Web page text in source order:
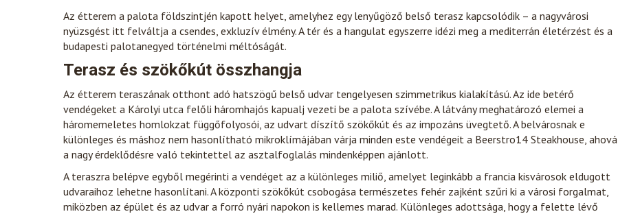
Az étterem a palota földszintjén kapott helyet, amelyhez egy lenyűgöző belső terasz kapcsolódik – a nagyvárosi
nyüzsgést itt felváltja a csendes, exkluzív élmény. A tér és a hangulat egyszerre idézi meg a mediterrán életérzést és a
budapesti palotanegyed történelmi méltóságát.
Terasz és szökőkút összhangja
Az étterem teraszának otthont adó hatszögű belső udvar tengelyesen szimmetrikus kialakítású. Az ide betérő
vendégeket a Károlyi utca felőli háromhajós kapualj vezeti be a palota szívébe. A látvány meghatározó elemei a
háromemeletes homlokzat függőfolyosói, az udvart díszítő szökőkút és az impozáns üvegtető. A belvárosnak e
különleges és máshoz nem hasonlítható mikroklímájában várja minden este vendégeit a Beerstro14 Steakhouse, ahová
a nagy érdeklődésre való tekintettel az asztalfoglalás mindenképpen ajánlott.
A teraszra belépve egyből megérinti a vendéget az a különleges miliő, amelyet leginkább a francia kisvárosok eldugott
udvaraihoz lehetne hasonlítani. A központi szökőkút csobogása természetes fehér zajként szűri ki a városi forgalmat,
miközben az épület és az udvar a forró nyári napokon is kellemes marad. Különleges adottsága, hogy a felette lévő